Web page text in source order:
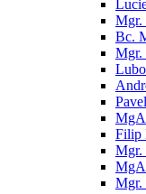
Mgr.
Bc.
Mgr.
Filip
Mgr.
Mgr.